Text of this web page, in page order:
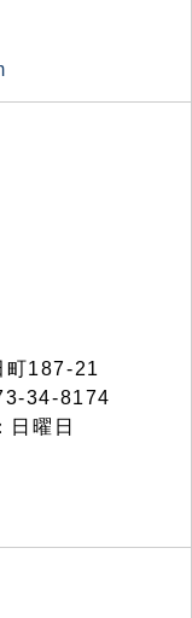
187-21
34-8174
曜日